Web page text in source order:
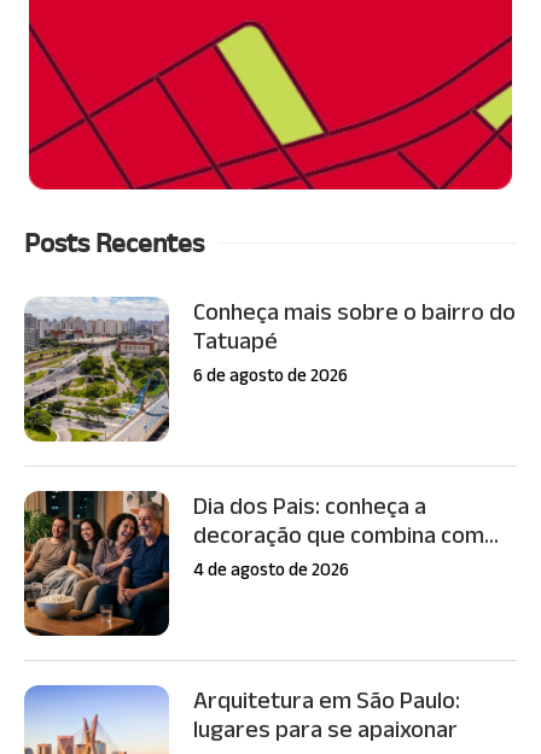
Posts Recentes
Conheça mais sobre o bairro do
Tatuapé
6 de agosto de 2026
Dia dos Pais: conheça a
decoração que combina com...
4 de agosto de 2026
Arquitetura em São Paulo:
lugares para se apaixonar